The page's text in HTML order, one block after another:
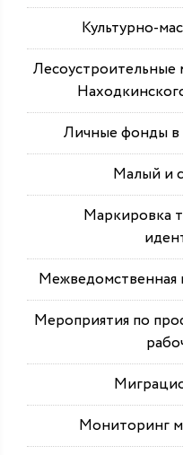
Культурно-
Лесоустроительные
Личные фонды в
Малый и
Маркировка
Межведомственная
Мероприятия по
Мониторинг